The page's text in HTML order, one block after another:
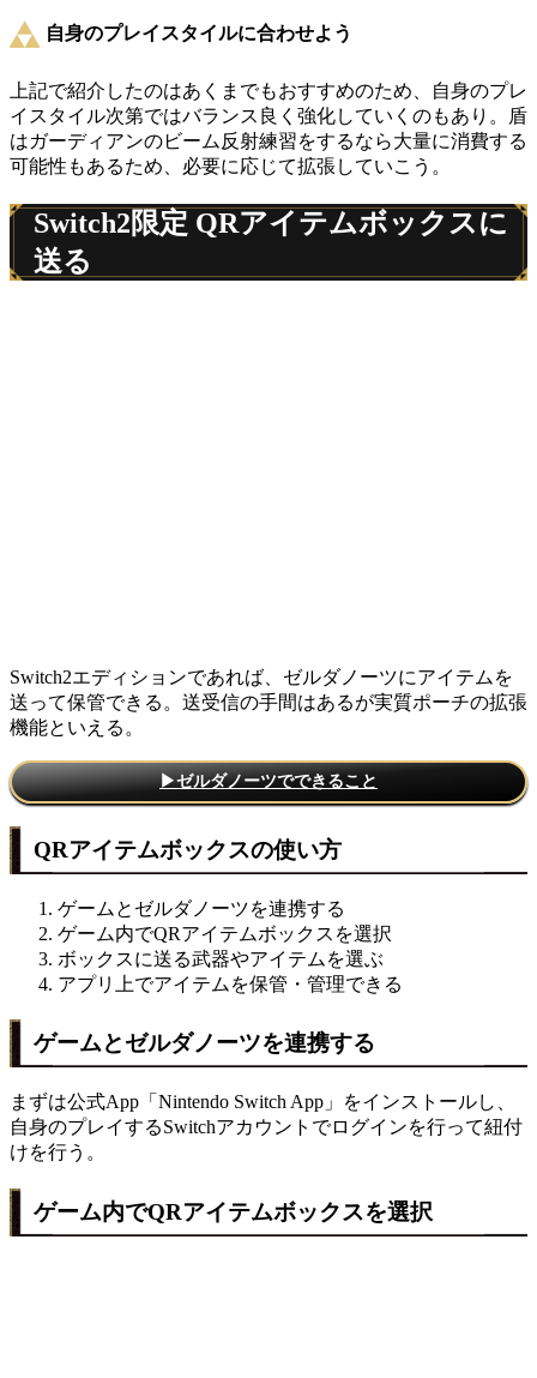
自身のプレイスタイルに合わせよう
上記で紹介したのはあくまでもおすすめのため、自身のプレ
イスタイル次第ではバランス良く強化していくのもあり。盾
はガーディアンのビーム反射練習をするなら大量に消費する
可能性もあるため、必要に応じて拡張していこう。
Switch2限定 QRアイテムボックスに
送る
Switch2エディションであれば、ゼルダノーツにアイテムを
送って保管できる。送受信の手間はあるが実質ポーチの拡張
機能といえる。
▶ゼルダノーツでできること
QRアイテムボックスの使い方
ゲームとゼルダノーツを連携する
ゲーム内でQRアイテムボックスを選択
ボックスに送る武器やアイテムを選ぶ
アプリ上でアイテムを保管・管理できる
ゲームとゼルダノーツを連携する
まずは公式App「Nintendo Switch App」をインストールし、
自身のプレイするSwitchアカウントでログインを行って紐付
けを行う。
ゲーム内でQRアイテムボックスを選択